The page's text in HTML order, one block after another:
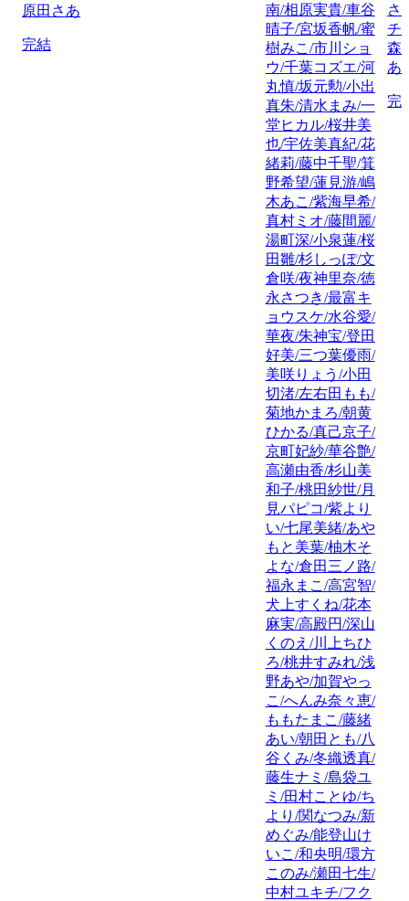
原田さあ
完結
南/相原実貴/車谷
晴子/宮坂香帆/蜜
樹みこ/市川ショ
ウ/千葉コズエ/河
丸慎/坂元勲/小出
真朱/清水まみ/一
堂ヒカル/桜井美
也/宇佐美真紀/花
緒莉/藤中千聖/箕
野希望/蓮見游/嶋
木あこ/紫海早希/
真村ミオ/藤間麗/
湯町深/小泉蓮/桜
田雛/杉しっぽ/文
倉咲/夜神里奈/徳
永さつき/最富キ
ョウスケ/水谷愛/
華夜/朱神宝/登田
好美/三つ葉優雨/
美咲りょう/小田
切渚/左右田もも/
菊地かまろ/朝黄
ひかる/真己京子/
京町妃紗/華谷艶/
高瀬由香/杉山美
和子/桃田紗世/月
見パピコ/紫より
い/七尾美緒/あや
もと美葉/柚木そ
よな/倉田三ノ路/
福永まこ/高宮智/
犬上すくね/花本
麻実/高殿円/深山
くのえ/川上ちひ
ろ/桃井すみれ/浅
野あや/加賀やっ
こ/へんみ奈々恵/
ももたまこ/藤緒
あい/朝田とも/八
谷くみ/冬織透真/
藤生ナミ/島袋ユ
ミ/田村ことゆ/ち
より/関なつみ/新
めぐみ/能登山け
いこ/和央明/環方
このみ/瀬田七生/
中村ユキチ/フク
さ
チ
森
あ
完